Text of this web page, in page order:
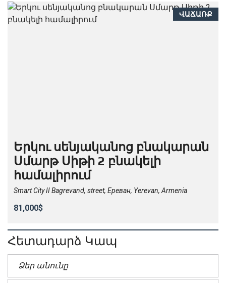
ՎԱՃԱՌՔ
Երկու սենյականոց բնակարան
Սմարթ Սիթի 2 բնակելի
համալիրում
Smart City II Bagrevand, street, Ереван, Yerevan, Armenia
81,000$
Հետադարձ Կապ